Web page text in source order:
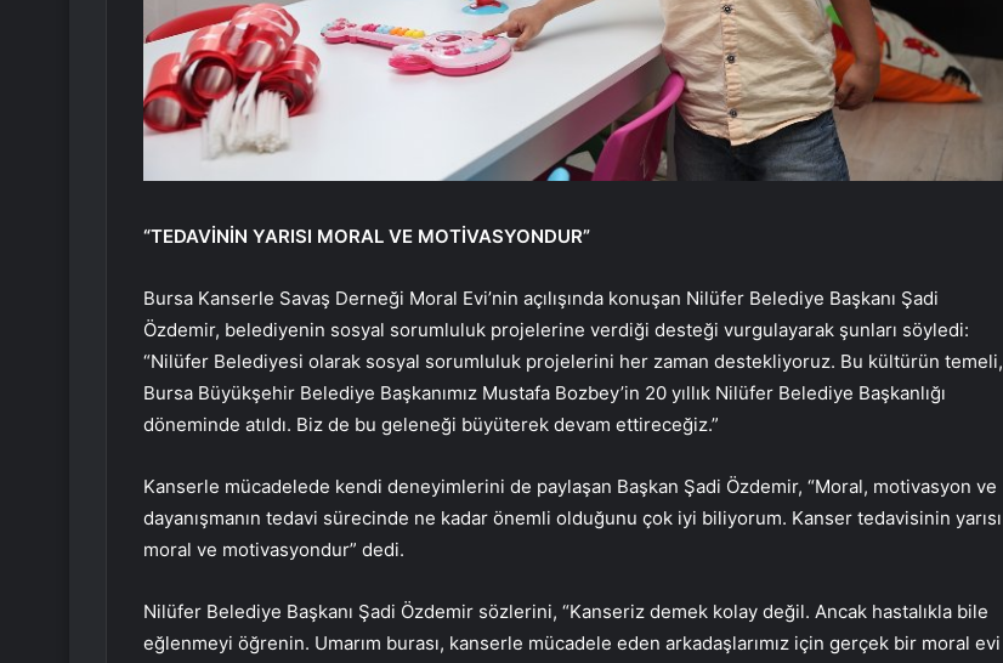
“TEDAVİNİN YARISI MORAL VE MOTİVASYONDUR”
Bursa Kanserle Savaş Derneği Moral Evi’nin açılışında konuşan Nilüfer Belediye Başkanı Şadi
Özdemir, belediyenin sosyal sorumluluk projelerine verdiği desteği vurgulayarak şunları söyledi:
“Nilüfer Belediyesi olarak sosyal sorumluluk projelerini her zaman destekliyoruz. Bu kültürün temeli,
Bursa Büyükşehir Belediye Başkanımız Mustafa Bozbey’in 20 yıllık Nilüfer Belediye Başkanlığı
döneminde atıldı. Biz de bu geleneği büyüterek devam ettireceğiz.”
Kanserle mücadelede kendi deneyimlerini de paylaşan Başkan Şadi Özdemir, “Moral, motivasyon ve
dayanışmanın tedavi sürecinde ne kadar önemli olduğunu çok iyi biliyorum. Kanser tedavisinin yarısı
moral ve motivasyondur” dedi.
Nilüfer Belediye Başkanı Şadi Özdemir sözlerini, “Kanseriz demek kolay değil. Ancak hastalıkla bile
eğlenmeyi öğrenin. Umarım burası, kanserle mücadele eden arkadaşlarımız için gerçek bir moral evi